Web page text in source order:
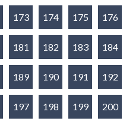
173 174 175 176
181 182 183 184
189 190 191 192
197 198 199 200